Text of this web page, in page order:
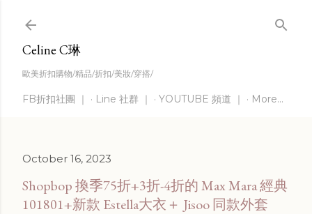
Celine C琳
歐美折扣購物/精品/折扣/美妝/穿搭/
FB折扣社團 ｜ Line 社群 ｜ YOUTUBE 頻道 ｜ More…
October 16, 2023
Shopbop 換季75折+3折-4折的 Max Mara 經典
101801+新款 Estella大衣＋ Jisoo 同款外套